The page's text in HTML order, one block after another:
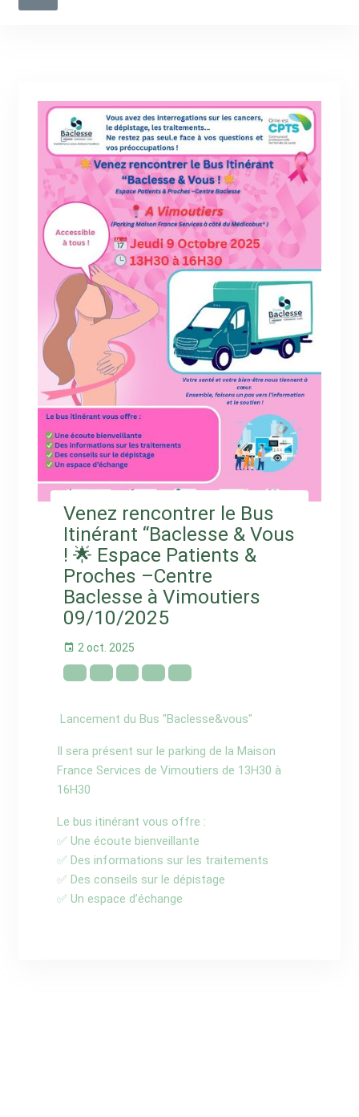
Venez rencontrer le Bus
Itinérant “Baclesse & Vous
! 🌟 Espace Patients &
Proches –Centre
Baclesse à Vimoutiers
09/10/2025
2 oct. 2025
Lancement du Bus "Baclesse&vous"
Il sera présent sur le parking de la Maison
France Services de Vimoutiers de 13H30 à
16H30
Le bus itinérant vous offre :
✅ Une écoute bienveillante
✅ Des informations sur les traitements
✅ Des conseils sur le dépistage
✅ Un espace d’échange